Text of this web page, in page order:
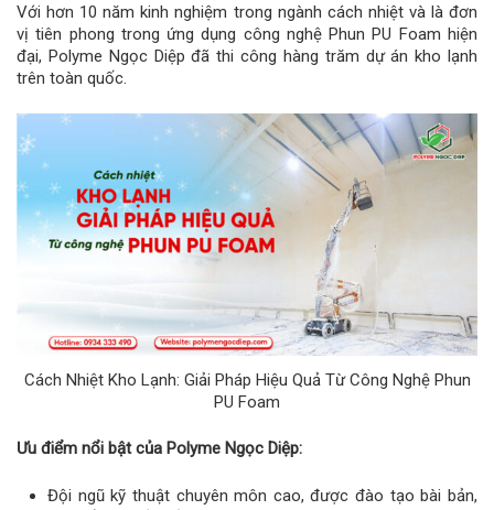
Với hơn 10 năm kinh nghiệm trong ngành cách nhiệt và là đơn
vị tiên phong trong ứng dụng công nghệ Phun PU Foam hiện
đại, Polyme Ngọc Diệp đã thi công hàng trăm dự án kho lạnh
trên toàn quốc.
Cách Nhiệt Kho Lạnh: Giải Pháp Hiệu Quả Từ Công Nghệ Phun
PU Foam
Ưu điểm nổi bật của Polyme Ngọc Diệp:
Đội ngũ kỹ thuật chuyên môn cao, được đào tạo bài bản,